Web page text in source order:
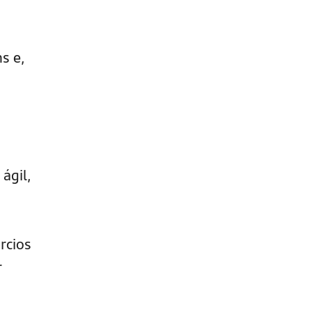
e,